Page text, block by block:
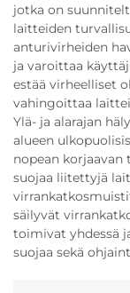
jotka on
laitteiden
anturivirheiden
ja varoittaa
estää virheelliset
vahingoittaa
Ylä- ja alarajan
alueen
nopean
suojaa liitettyjä
säilyvät
toimivat yhdessä
suojaa sekä